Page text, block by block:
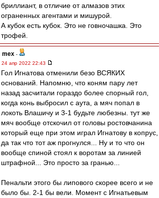
бриллиант, в отличие от алмазов этих
ограненных агентами и мишурой.
А кубок есть кубок. Это не говночашка. Это
трофей.
mex -
24 апр 2022 22:43
Гол Игнатова отменили безо ВСЯКИХ
оснований. Напомню, что коням пару лет
назад засчитали гораздо более спорный гол,
когда конь выбросил с аута, а мяч попал в
локоть Влашичу и 3-1 будьте любезны. тут же
мяч вообще отскочил от головы ростовчанина
который еще при этом играл Игнатову в копрус,
да так что тот аж прогнулся... Ну и то что он
вообще спиной стоял к воротам за линией
штрафной... Это просто за гранью...
Пенальти этого бы липового скорее всего и не
было бы. 2-1 бы вели. Момент с Игнатьевым